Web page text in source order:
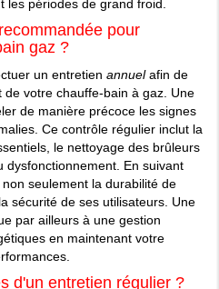
les périodes de grand froid.
pour
gaz ?
un entretien annuelafin de
votre chauffe-bain à gaz. Une
de manière précoce les signes
Ce contrôle régulier inclut la
le nettoyage des brûleurs
dysfonctionnement. En suivant
seulement la durabilité de
sécurité de ses utilisateurs. Une
par ailleurs à une gestion
en maintenant votre
d'un entretien régulier ?